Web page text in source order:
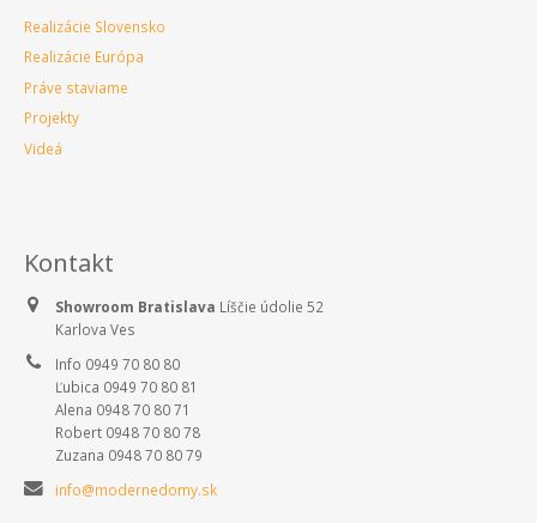
Realizácie Slovensko
Realizácie Európa
Práve staviame
Projekty
Videá
Kontakt
Showroom Bratislava Líščie údolie 52
Karlova Ves
Info 0949 70 80 80
Ľubica 0949 70 80 81
Alena 0948 70 80 71
Robert 0948 70 80 78
Zuzana 0948 70 80 79
info@modernedomy.sk